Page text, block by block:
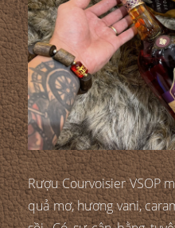
Rượu Courvoisier VSOP
quả mơ, hương vani,